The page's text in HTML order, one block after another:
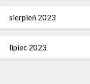
sierpień 2023
lipiec 2023